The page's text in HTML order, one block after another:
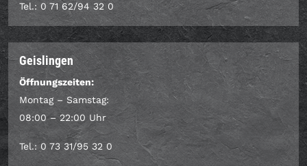
Tel.: 0 71 62/94 32 0
Geislingen
Öffnungszeiten:
Montag – Samstag:
08:00 – 22:00 Uhr
Tel.: 0 73 31/95 32 0